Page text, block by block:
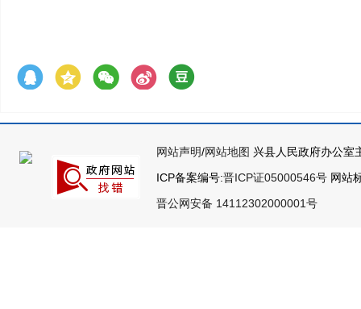
网站声明/网站地图 兴县人民政府办公室
ICP备案编号:晋ICP证05000546号 网站
晋公网安备 14112302000001号